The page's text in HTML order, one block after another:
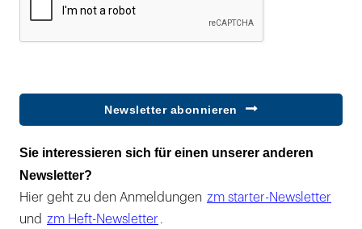
Newsletter abonnieren
Sie interessieren sich für einen unserer anderen
Newsletter?
Hier geht zu den Anmeldungen zm starter-Newsletter
und zm Heft-Newsletter .